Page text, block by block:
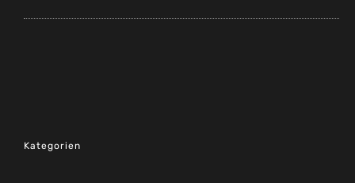
Kategorien